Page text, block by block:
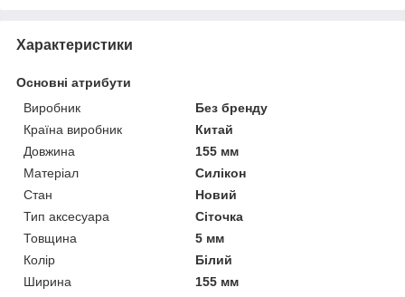
Характеристики
Основні атрибути
Виробник
Без бренду
Країна виробник
Китай
Довжина
155 мм
Матеріал
Силікон
Стан
Новий
Тип аксесуара
Сіточка
Товщина
5 мм
Колір
Білий
Ширина
155 мм